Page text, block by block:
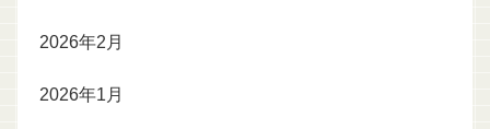
2026年2月
2026年1月